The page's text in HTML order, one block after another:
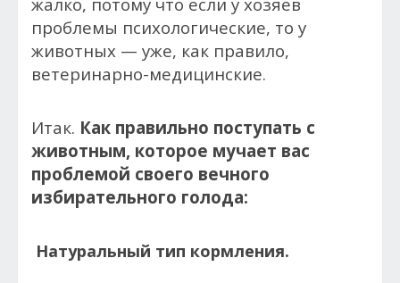
проблемы психологические, то у
животных — уже, как правило,
ветеринарно-медицинские.
Итак. Как правильно поступать с
животным, которое мучает вас
проблемой своего вечного
избирательного голода:
Натуральный тип кормления.